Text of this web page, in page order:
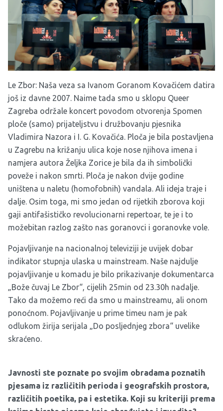
Le Zbor: Naša veza sa Ivanom Goranom Kovačićem datira
još iz davne 2007. Naime tada smo u sklopu Queer
Zagreba održale koncert povodom otvorenja Spomen
ploče (samo) prijateljstvu i družbovanju pjesnika
Vladimira Nazora i I. G. Kovačića. Ploča je bila postavljena
u Zagrebu na križanju ulica koje nose njihova imena i
namjera autora Željka Zorice je bila da ih simbolički
poveže i nakon smrti. Ploča je nakon dvije godine
uništena u naletu (homofobnih) vandala. Ali ideja traje i
dalje. Osim toga, mi smo jedan od rijetkih zborova koji
gaji antifašističko revolucionarni repertoar, te je i to
možebitan razlog zašto nas goranovci i goranovke vole.
Pojavljivanje na nacionalnoj televiziji je uvijek dobar
indikator stupnja ulaska u mainstream. Naše najdulje
pojavljivanje u komadu je bilo prikazivanje dokumentarca
„Bože čuvaj Le Zbor“, cijelih 25min od 23.30h nadalje.
Tako da možemo reći da smo u mainstreamu, ali onom
ponoćnom. Pojavljivanje u prime timeu nam je pak
odlukom žirija serijala „Do posljednjeg zbora“ uvelike
skraćeno.
Javnosti ste poznate po svojim obradama poznatih
pjesama iz različitih perioda i geografskih prostora,
različitih poetika, pa i estetika. Koji su kriteriji prema